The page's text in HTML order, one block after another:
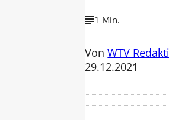
1 Min.
VonWTV
29.12.2021